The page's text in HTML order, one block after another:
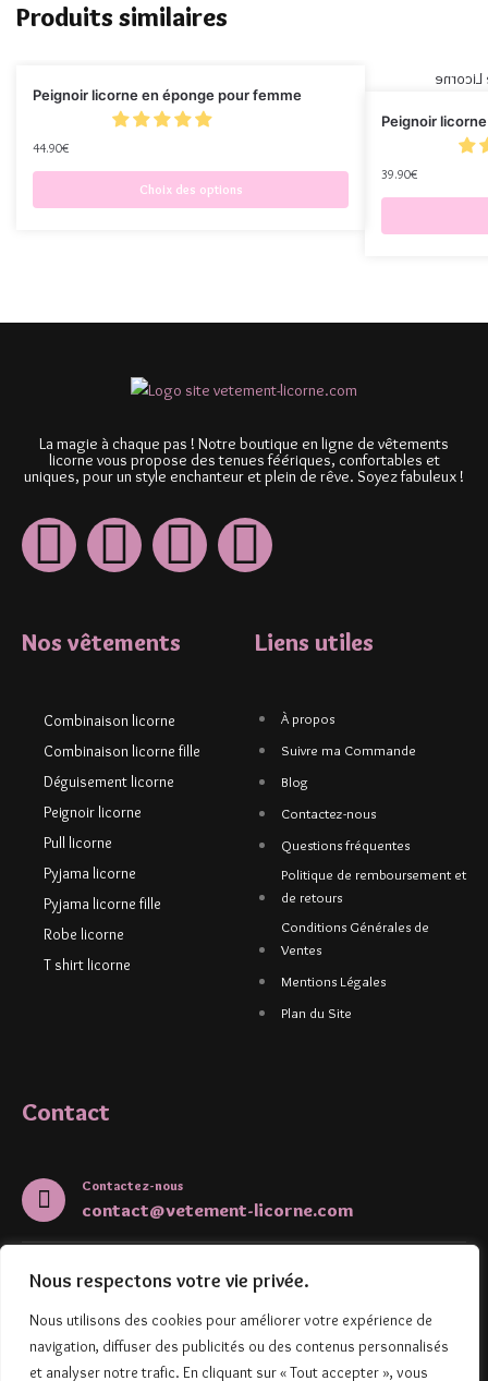
Nous respectons votre vie privée.
Nous utilisons des cookies pour améliorer votre expérience de
navigation, diffuser des publicités ou des contenus personnalisés
et analyser notre trafic. En cliquant sur « Tout accepter », vous
Produits similaires
Peignoir licorne en éponge pour femme
44.90€
Choix des options
Peignoir
39.90€
La magie à chaque pas ! Notre boutique en ligne de vêtements
licorne vous propose des tenues féériques, confortables et
uniques, pour un style enchanteur et plein de rêve. Soyez fabuleux !
Nos vêtements
Combinaison licorne
Combinaison licorne fille
Déguisement licorne
Peignoir licorne
Pull licorne
Pyjama licorne
Pyjama licorne fille
Robe licorne
T shirt licorne
Liens utiles
À propos
Suivre ma Commande
Blog
Contactez-nous
Questions fréquentes
Politique de remboursement et
de retours
Conditions Générales de
Ventes
Mentions Légales
Plan du Site
Contact
Contactez-nous
contact@vetement-licorne.com
5 Rue de l'Aubépine
67000, Strasbourg